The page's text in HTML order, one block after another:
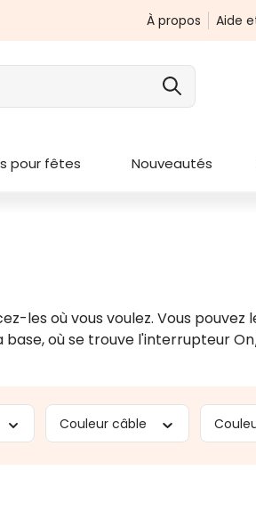
À propos Aide
pour fêtes Nouveautés
les où vous voulez. Vous pouvez
où se trouve l'interrupteur
Couleur câble